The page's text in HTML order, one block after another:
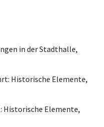
in der Stadthalle,
Historische Elemente,
Historische Elemente,